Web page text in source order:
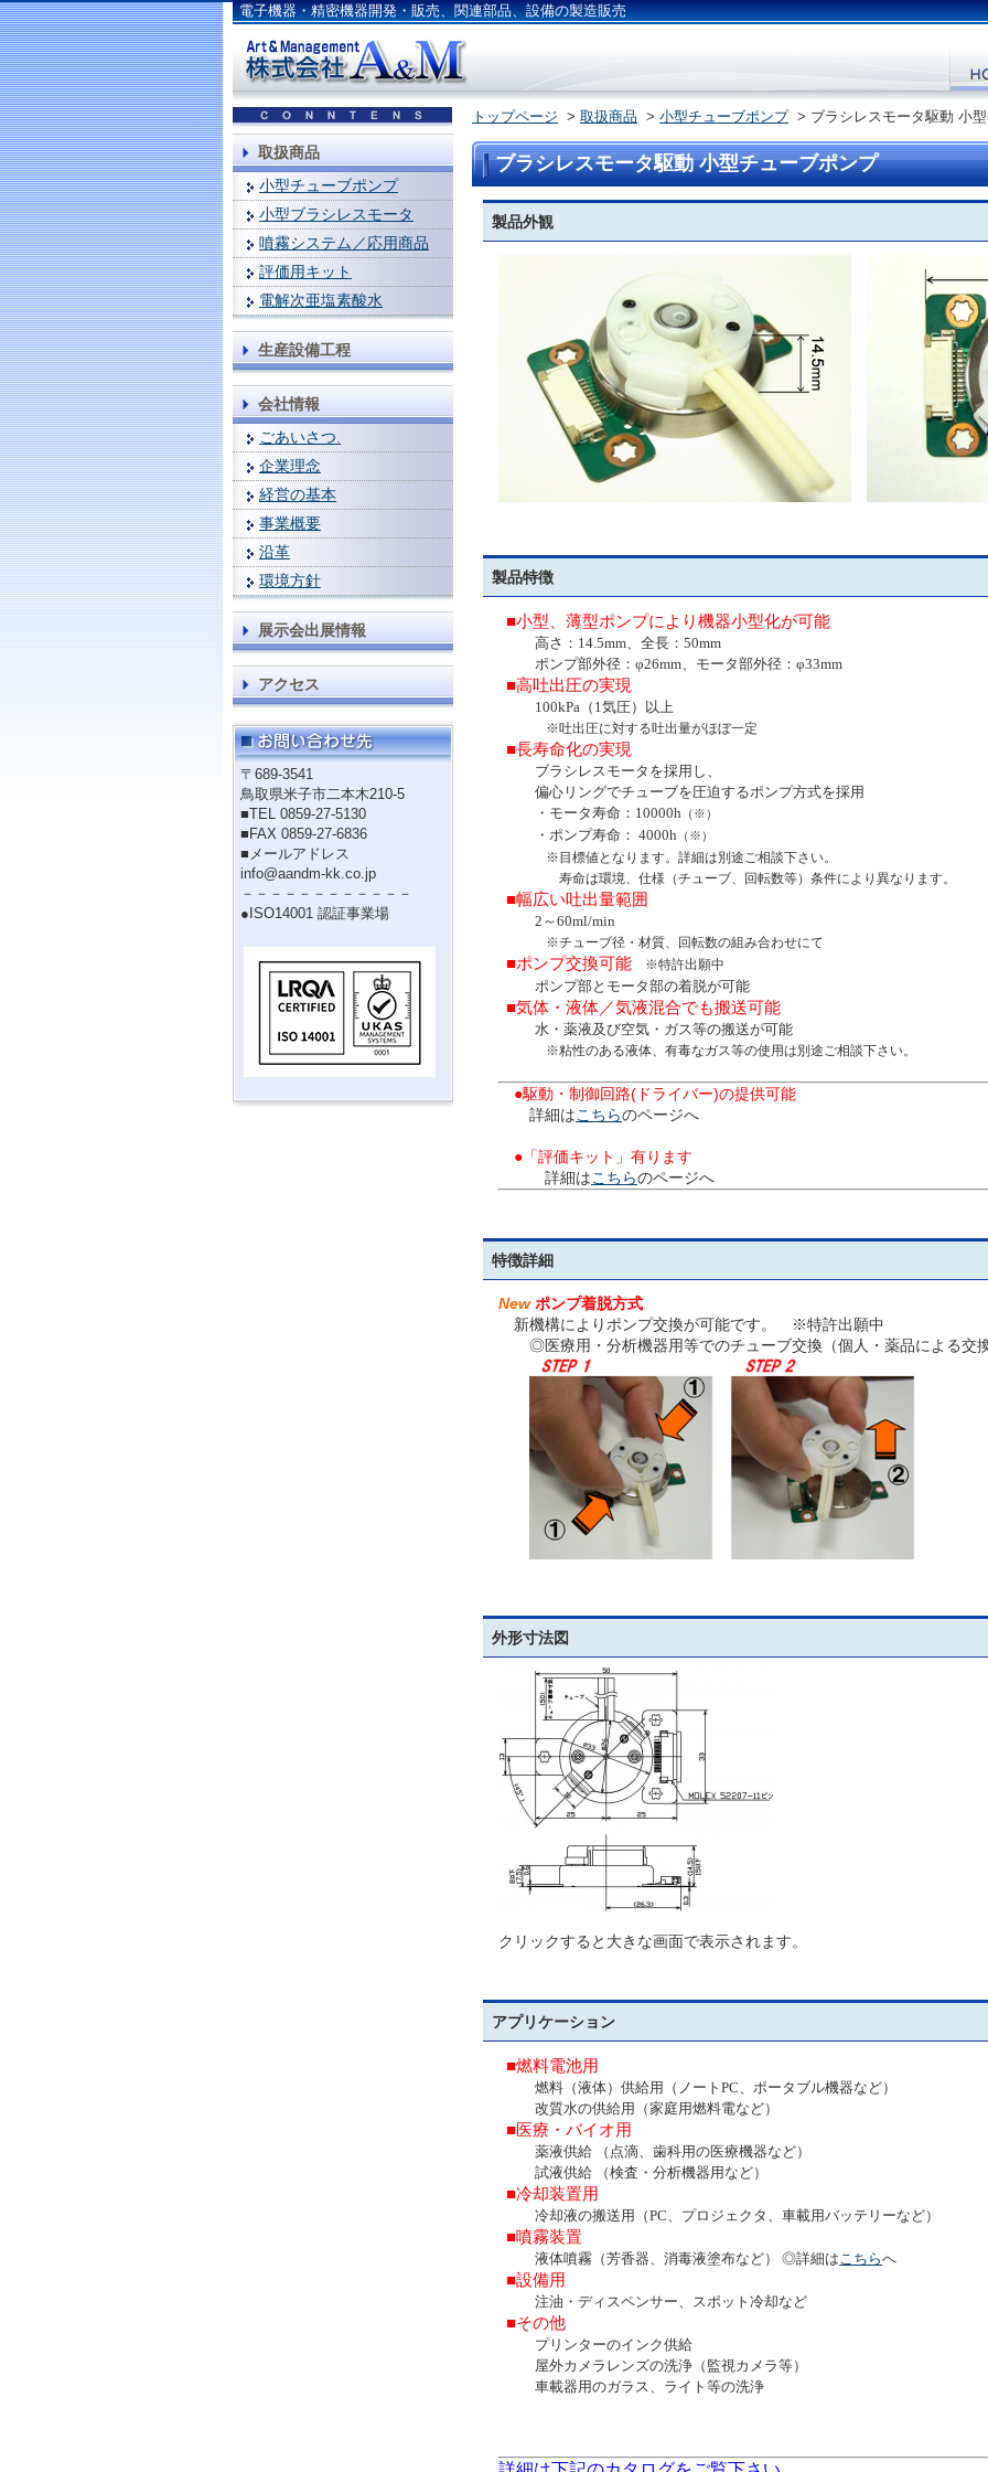
電子機器・精密機器開発・販売、関連部品、設備の製造販売
取扱商品
小型チューブポンプ
小型ブラシレスモータ
噴霧システム／応用商品
評価用キット
電解次亜塩素酸水
生産設備工程
会社情報
ごあいさつ.
企業理念
経営の基本
事業概要
沿革
環境方針
展示会出展情報
アクセス
〒689-3541
鳥取県米子市二本木210-5
■TEL 0859-27-5130
■FAX 0859-27-6836
■メールアドレス
info@aandm-kk.co.jp
－－－－－－－－－－－－
●ISO14001 認証事業場
トップページ > 取扱商品 > 小型チューブポンプ > ブラシレスモータ駆動 小
ブラシレスモータ駆動 小型チューブポンプ
製品外観
製品特徴
■小型、薄型ポンプにより機器小型化が可能
高さ： 14.5mm 、全長：50mm
ポンプ部外径：φ26mm 、モータ部外径：φ33mm
■高吐出圧の実現
100kPa （ 1気圧）以上
※吐出圧に対する吐出量がほぼ一定
■長寿命化の実現
ブラシレスモータを採用し、
偏心リングでチューブを圧迫するポンプ方式を採用
・モータ寿命： 10000h （※）
・ポンプ寿命： 4000h （※）
※目標値となります。詳細は別途ご相談下さい。
寿命は環境、仕様（チューブ、回転数等）条件により異なります。
■幅広い吐出量範囲
2 ～60ml/min
※チューブ径・材質、回転数の組み合わせにて
■ポンプ交換可能 ※特許出願中
ポンプ部とモータ部の着脱が可能
■気体・液体／気液混合でも搬送可能
水・薬液及び空気・ガス等の搬送が可能
※粘性のある液体、有毒なガス等の使用は別途ご相談下さい。
●駆動・制御回路(ドライバー)の提供可能
詳細はこちらのページへ
●「評価キット」有ります
詳細はこちらのページへ
特徴詳細
New ポンプ着脱方式
新機構によりポンプ交換が可能です。 ※特許出願中
◎医療用・分析機器用等でのチューブ交換（個人・薬品による交
外形寸法図
クリックすると大きな画面で表示されます。
アプリケーション
■燃料電池用
燃料（液体）供給用（ノートPC 、ポータブル機器など）
改質水の供給用（家庭用燃料電など）
■医療・バイオ用
薬液供給 （点滴、歯科用の医療機器など）
試液供給 （検査・分析機器用など）
■冷却装置用
冷却液の搬送用（PC 、プロジェクタ、車載用バッテリーなど）
■噴霧装置
液体噴霧（芳香器、消毒液塗布など） ◎詳細は こちらへ
■設備用
注油・ディスペンサー、スポット冷却など
■その他
プリンターのインク供給
屋外カメラレンズの洗浄（監視カメラ等）
車載器用のガラス、ライト等の洗浄